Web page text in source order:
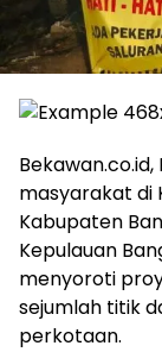
masyarakat di
Kabupaten
Kepulauan
menyoroti
sejumlah titik
perkotaan.